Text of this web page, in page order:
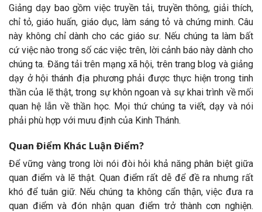
Giảng dạy bao gồm việc truyền tải, truyền thông, giải thích,
chỉ tỏ, giáo huấn, giáo dục, làm sáng tỏ và chứng minh. Câu
này không chỉ dành cho các giáo sư. Nếu chúng ta làm bất
cứ việc nào trong số các việc trên, lời cảnh báo này dành cho
chúng ta. Đăng tải trên mạng xã hội, trên trang blog và giảng
dạy ở hội thánh địa phương phải được thực hiện trong tinh
thần của lẽ thật, trong sự khôn ngoan và sự khai trình về mối
quan hệ lẫn về thần học. Mọi thứ chúng ta viết, dạy và nói
phải phù hợp với mưu định của Kinh Thánh.
Quan Điểm Khác Luận Điểm?
Để vững vàng trong lời nói đòi hỏi khả năng phân biệt giữa
quan điểm và lẽ thật. Quan điểm rất dễ để đề ra nhưng rất
khó để tuân giữ. Nếu chúng ta không cẩn thận, việc đưa ra
quan điểm và đón nhận quan điểm trở thành cơn nghiện.